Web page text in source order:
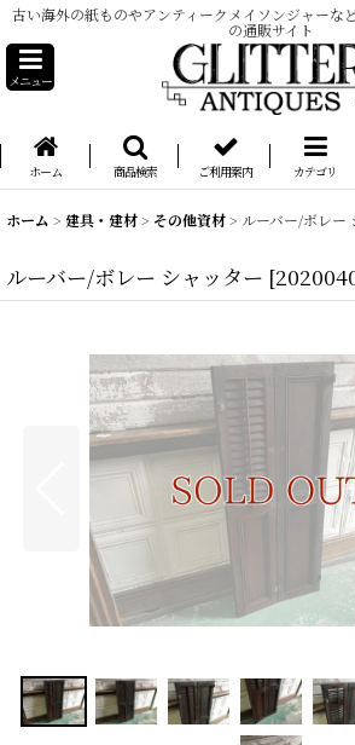
古い海外の紙ものやアンティークメイソンジャーな
の通販サイト
メニュー
ホーム 商品検索 ご利用案内 カテゴリ
ホーム > 建具・建材> その他資材> ルーバー/ボレー
ルーバー/ボレー シャッター [